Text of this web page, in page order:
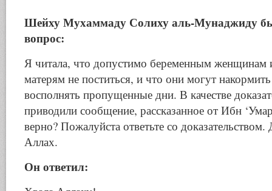
Шейху Мухаммаду Солиху аль-Мунаджиду
вопрос:
Я читала, что допустимо беременным
матерям не поститься, и что они могут
восполнять пропущенные дни. В качестве
приводили сообщение, рассказанное от Ибн
верно? Пожалуйста ответьте со доказательством.
Аллах.
Он ответил: